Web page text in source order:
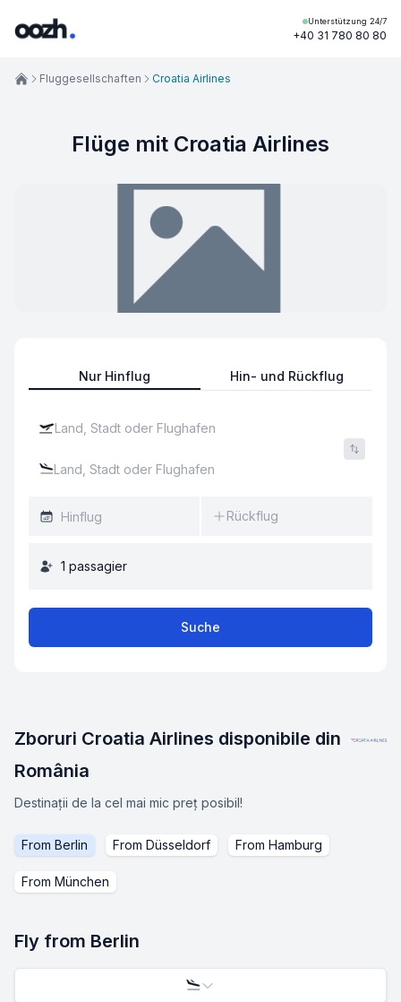
Unterstützung 24/7
+40 31 780 80 80
Flüge mit Croatia Airlines
Nur Hinflug Hin- und Rückflug
Rückflug
1 passagier
Suche
Fluggesellschaften Croatia Airlines
Zboruri Croatia Airlines disponibile din
România
Destinații de la cel mai mic preț posibil!
From Berlin From Düsseldorf From Hamburg
From München
Fly from Berlin